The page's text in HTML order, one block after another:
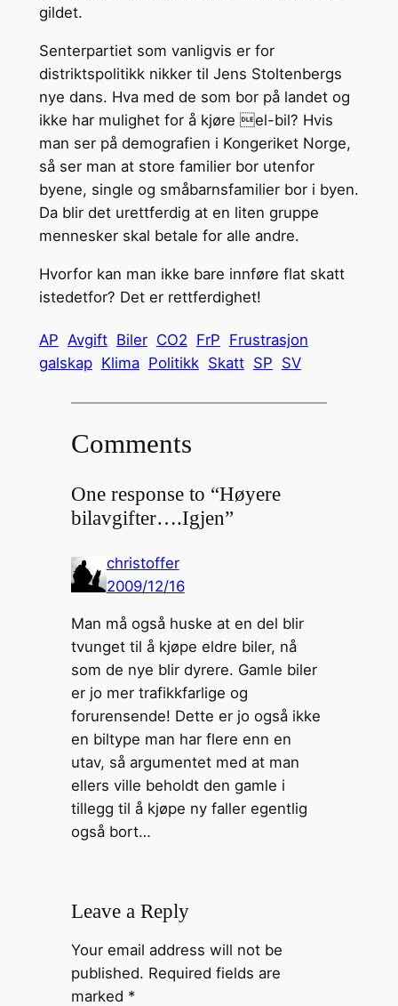
gildet.
Senterpartiet som vanligvis er for
distriktspolitikk nikker til Jens Stoltenbergs
nye dans. Hva med de som bor på landet og
ikke har mulighet for å kjøre el-bil? Hvis
man ser på demografien i Kongeriket Norge,
så ser man at store familier bor utenfor
byene, single og småbarnsfamilier bor i byen.
Da blir det urettferdig at en liten gruppe
mennesker skal betale for alle andre.
Hvorfor kan man ikke bare innføre flat skatt
istedetfor? Det er rettferdighet!
AP Avgift Biler CO2 FrP Frustrasjon
galskap Klima Politikk Skatt SP SV
Comments
One response to “Høyere
bilavgifter….Igjen”
christoffer
2009/12/16
Man må også huske at en del blir
tvunget til å kjøpe eldre biler, nå
som de nye blir dyrere. Gamle biler
er jo mer trafikkfarlige og
forurensende! Dette er jo også ikke
en biltype man har flere enn en
utav, så argumentet med at man
ellers ville beholdt den gamle i
tillegg til å kjøpe ny faller egentlig
også bort…
Leave a Reply
Your email address will not be
published. Required fields are
marked *